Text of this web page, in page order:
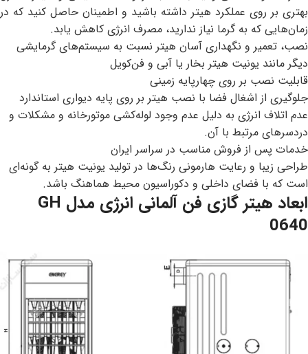
بهتری بر روی عملکرد هیتر داشته باشید و اطمینان حاصل کنید که در
زمان‌هایی که به گرما نیاز ندارید، مصرف انرژی کاهش یابد.
نصب، تعمیر و نگهداری آسان هیتر نسبت به سیستم‌های گرمایشی
دیگر مانند یونیت هیتر بخار یا آبی و فن‌کویل
قابلیت نصب بر روی چهارپایه زمینی
جلوگیری از اشغال فضا با نصب هیتر بر روی پایه دیواری استاندارد
عدم اتلاف انرژی به دلیل عدم وجود لوله‌کشی موتورخانه و مشکلات و
دردسرهای مرتبط با آن.
خدمات پس از فروش مناسب در سراسر ایران
طراحی زیبا و رعایت هارمونی رنگ‌ها در تولید یونیت هیتر به گونه‌ای
است که با فضای داخلی و دکوراسیون محیط هماهنگ باشد.
ابعاد هیتر گازی فن آلمانی انرژی مدل GH
0640